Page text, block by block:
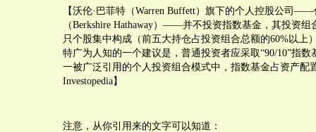
【沃伦·巴菲特（Warren Buffett）旗下的个人控股公司
（Berkshire Hathaway）——并不投资指数基金，其投资组
只个股集中构成（前五大持仓占投资组合总额的60%以上
特广为人知的一个建议是，普通投资者应采取“90/10”指数
一被广泛引用的个人投资组合模式中，指数基金占资产配
Investopedia】
注意，从你引用来的文字可以知道：